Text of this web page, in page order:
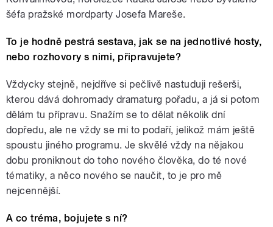
šéfa pražské mordparty Josefa Mareše.
To je hodně pestrá sestava, jak se na jednotlivé hosty,
nebo rozhovory s nimi, připravujete?
Vždycky stejně, nejdříve si pečlivě nastuduji rešerši,
kterou dává dohromady dramaturg pořadu, a já si potom
dělám tu přípravu. Snažím se to dělat několik dní
dopředu, ale ne vždy se mi to podaří, jelikož mám ještě
spoustu jiného programu. Je skvělé vždy na nějakou
dobu proniknout do toho nového člověka, do té nové
tématiky, a něco nového se naučit, to je pro mě
nejcennější.
A co tréma, bojujete s ní?